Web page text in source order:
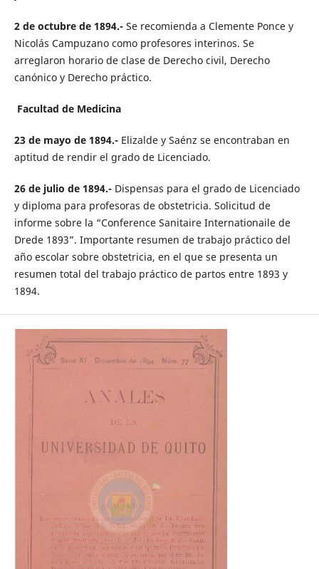
2 de octubre de 1894.- Se recomienda a Clemente Ponce y
Nicolás Campuzano como profesores interinos. Se
arreglaron horario de clase de Derecho civil, Derecho
canónico y Derecho práctico.
Facultad de Medicina
23 de mayo de 1894.- Elizalde y Saénz se encontraban en
aptitud de rendir el grado de Licenciado.
26 de julio de 1894.- Dispensas para el grado de Licenciado
y diploma para profesoras de obstetricia. Solicitud de
informe sobre la “Conference Sanitaire Internationaile de
Drede 1893”. Importante resumen de trabajo práctico del
año escolar sobre obstetricia, en el que se presenta un
resumen total del trabajo práctico de partos entre 1893 y
1894.